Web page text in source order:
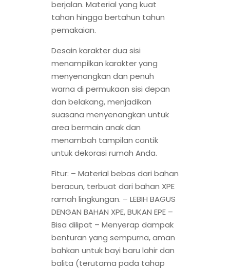
berjalan. Material yang kuat
tahan hingga bertahun tahun
pemakaian.
Desain karakter dua sisi
menampilkan karakter yang
menyenangkan dan penuh
warna di permukaan sisi depan
dan belakang, menjadikan
suasana menyenangkan untuk
area bermain anak dan
menambah tampilan cantik
untuk dekorasi rumah Anda.
Fitur: – Material bebas dari bahan
beracun, terbuat dari bahan XPE
ramah lingkungan. – LEBIH BAGUS
DENGAN BAHAN XPE, BUKAN EPE –
Bisa dilipat – Menyerap dampak
benturan yang sempurna, aman
bahkan untuk bayi baru lahir dan
balita (terutama pada tahap